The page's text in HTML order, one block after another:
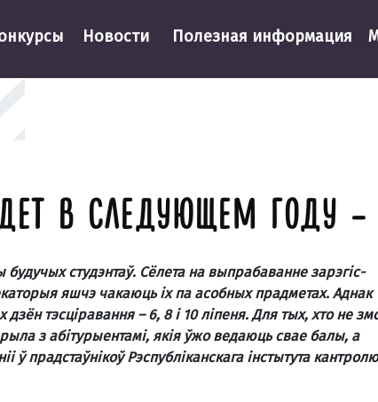
Новости Полезная информация
В СЛЕДУЮЩЕМ ГОДУ –
студэнтаў. Сёлета на выпрабаванне зарэгіс­
яшчэ чакаюць іх па асобных прадметах. Аднак
тэсці­равання – 6, 8 і 10 ліпеня. Для тых, хто не
з абітурыен­тамі, якія ўжо ведаюць свае балы, а
прадстаў­нікоў Рэспублікан­скага інстытута кантролю